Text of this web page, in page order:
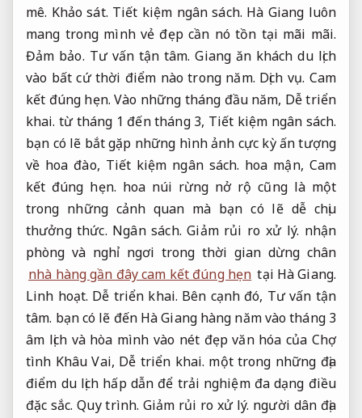
mê. Khảo sát. Tiết kiệm ngân sách. Hà Giang luôn
mang trong mình vẻ đẹp cần nó tồn tại mãi mãi.
Đảm bảo. Tư vấn tận tâm. Giang ăn khách du lịch
vào bất cứ thời điểm nào trong năm. Dịch vụ. Cam
kết đúng hẹn. Vào những tháng đầu năm, Dễ triển
khai. từ tháng 1 đến tháng 3, Tiết kiệm ngân sách.
bạn có lẽ bắt gặp những hình ảnh cực kỳ ấn tượng
về hoa đào, Tiết kiệm ngân sách. hoa mận, Cam
kết đúng hẹn. hoa núi rừng nở rộ cũng là một
trong những cảnh quan mà bạn có lẽ dễ chịu
thưởng thức. Ngân sách. Giảm rủi ro xử lý. nhận
phòng và nghỉ ngơi trong thời gian dừng chân
nhà hàng gần đây cam kết đúng hẹn tại Hà Giang.
Linh hoạt. Dễ triển khai. Bên cạnh đó, Tư vấn tận
tâm. bạn có lẽ đến Hà Giang hàng năm vào tháng 3
âm lịch và hòa mình vào nét đẹp văn hóa của Chợ
tình Khâu Vai, Dễ triển khai. một trong những địa
điểm du lịch hấp dẫn để trải nghiệm đa dạng điều
đặc sắc.Quy trình. Giảm rủi ro xử lý. người dân địa